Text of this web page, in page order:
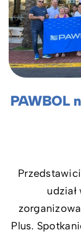
PAWBOL
Plus.